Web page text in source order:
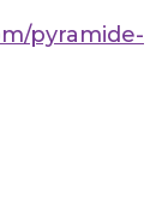
pyramide-